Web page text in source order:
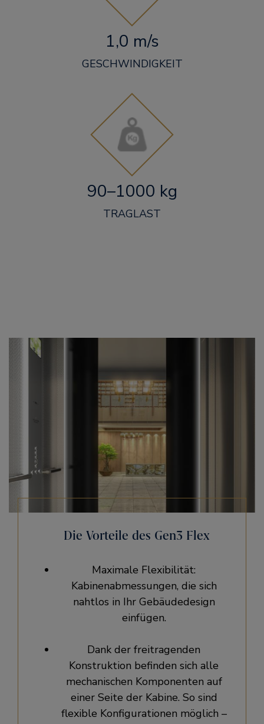
1,0 m/s
GESCHWINDIGKEIT
90–1000 kg
TRAGLAST
Die Vorteile des Gen3 Flex
Maximale Flexibilität:
Kabinenabmessungen, die sich
nahtlos in Ihr Gebäudedesign
einfügen.
Dank der freitragenden
Konstruktion befinden sich alle
mechanischen Komponenten auf
einer Seite der Kabine. So sind
flexible Konfigurationen möglich –